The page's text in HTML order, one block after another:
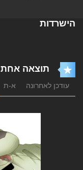
הישרדות
תוצאה אחת
עודכן לאחרונה א-ת